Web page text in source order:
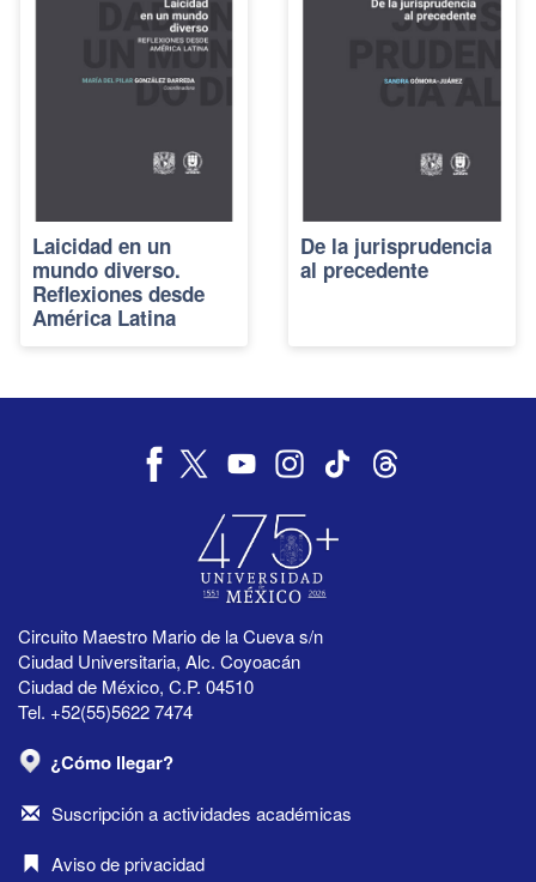
Laicidad en un
mundo diverso.
Reflexiones desde
América Latina
De la jurisprudencia
al precedente
Circuito Maestro Mario de la Cueva s/n
Ciudad Universitaria, Alc. Coyoacán
Ciudad de México, C.P. 04510
Tel. +52(55)5622 7474
¿Cómo llegar?
Suscripción a actividades académicas
Aviso de privacidad